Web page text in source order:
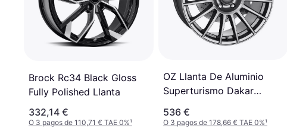
Brock Rc34 Black Gloss
Fully Polished Llanta
332,14 €
O 3 pagos de 110,71 € TAE 0%¹
OZ Llanta De Aluminio
Superturismo Dakar
536 €
O 3 pagos de 178,66 € TAE 0%¹